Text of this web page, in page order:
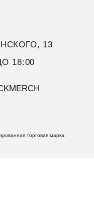
13
18:00
торговая марка.